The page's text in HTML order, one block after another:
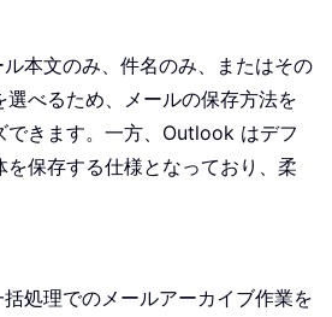
本文のみ、件名のみ、またはその
選べるため、メールの保存方法を
できます。一方、Outlook はデフ
を保存する仕様となっており、柔
処理でのメールアーカイブ作業を